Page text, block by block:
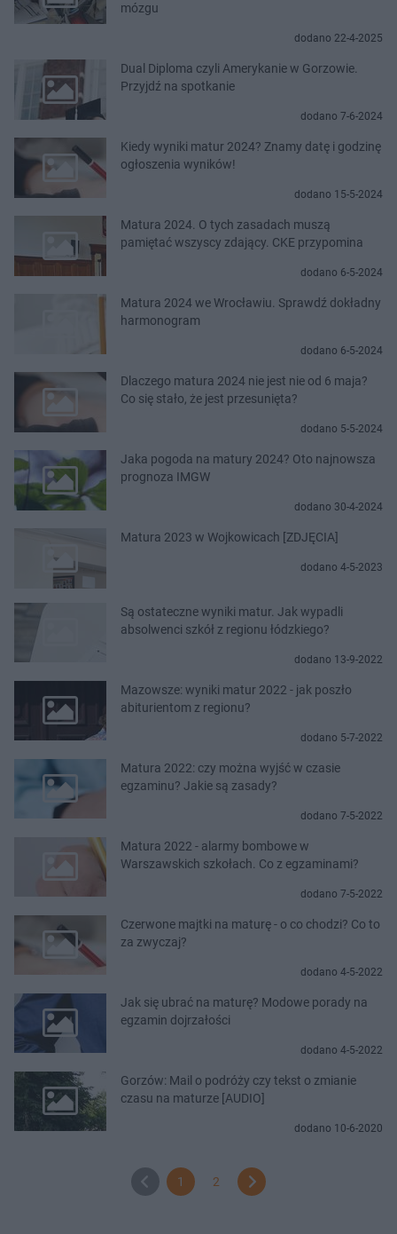
mózgu
dodano 22-4-2025
Dual Diploma czyli Amerykanie w Gorzowie.
Przyjdź na spotkanie
dodano 7-6-2024
Kiedy wyniki matur 2024? Znamy datę i godzinę
ogłoszenia wyników!
dodano 15-5-2024
Matura 2024. O tych zasadach muszą
pamiętać wszyscy zdający. CKE przypomina
dodano 6-5-2024
Matura 2024 we Wrocławiu. Sprawdź dokładny
harmonogram
dodano 6-5-2024
Dlaczego matura 2024 nie jest nie od 6 maja?
Co się stało, że jest przesunięta?
dodano 5-5-2024
Jaka pogoda na matury 2024? Oto najnowsza
prognoza IMGW
dodano 30-4-2024
Matura 2023 w Wojkowicach [ZDJĘCIA]
dodano 4-5-2023
Są ostateczne wyniki matur. Jak wypadli
absolwenci szkół z regionu łódzkiego?
dodano 13-9-2022
Mazowsze: wyniki matur 2022 - jak poszło
abiturientom z regionu?
dodano 5-7-2022
Matura 2022: czy można wyjść w czasie
egzaminu? Jakie są zasady?
dodano 7-5-2022
Matura 2022 - alarmy bombowe w
Warszawskich szkołach. Co z egzaminami?
dodano 7-5-2022
Czerwone majtki na maturę - o co chodzi? Co to
za zwyczaj?
dodano 4-5-2022
Jak się ubrać na maturę? Modowe porady na
egzamin dojrzałości
dodano 4-5-2022
Gorzów: Mail o podróży czy tekst o zmianie
czasu na maturze [AUDIO]
dodano 10-6-2020
1 2